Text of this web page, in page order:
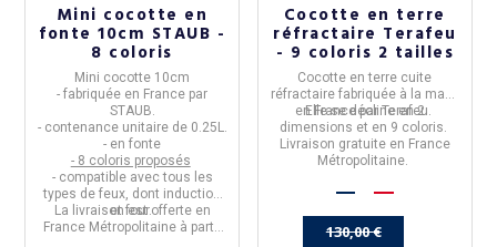
Mini cocotte en
fonte 10cm STAUB -
8 coloris
Mini cocotte 10cm
- fabriquée en France par
STAUB.
- contenance unitaire de 0.25L.
- en fonte
- 8 coloris proposés
- compatible avec tous les
types de feux, dont induction
et four.
La livraison est offerte en
France Métropolitaine à partir
Cocotte en terre
réfractaire Terafeu
- 9 coloris 2 tailles
Cocotte en terre cuite
réfractaire fabriquée à la main,
enFrance parTerafeu.
Elle se décline en 2
dimensions et en 9 coloris.
Livraison gratuite en France
Métropolitaine.
130,00 €